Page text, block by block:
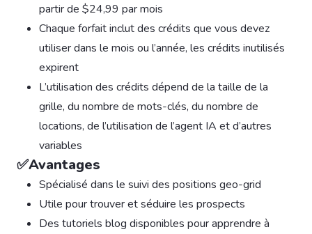
partir de $24,99 par mois
Chaque forfait inclut des crédits que vous devez
utiliser dans le mois ou l’année, les crédits inutilisés
expirent
L’utilisation des crédits dépend de la taille de la
grille, du nombre de mots-clés, du nombre de
locations, de l’utilisation de l’agent IA et d’autres
variables
✅Avantages
Spécialisé dans le suivi des positions geo-grid
Utile pour trouver et séduire les prospects
Des tutoriels blog disponibles pour apprendre à